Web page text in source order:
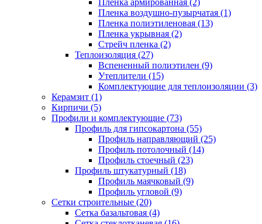
Пленка армированная (2)
Пленка воздушно-пузырчатая (1)
Пленка полиэтиленовая (13)
Пленка укрывная (2)
Стрейч пленка (2)
Теплоизоляция (27)
Вспененный полиэтилен (9)
Утеплители (15)
Комплектующие для теплоизоляции (3)
Керамзит (1)
Кирпичи (5)
Профили и комплектующие (73)
Профиль для гипсокартона (55)
Профиль направляющий (25)
Профиль потолочный (14)
Профиль стоечный (23)
Профиль штукатурный (18)
Профиль маячковый (9)
Профиль угловой (9)
Сетки строительные (20)
Сетка базальтовая (4)